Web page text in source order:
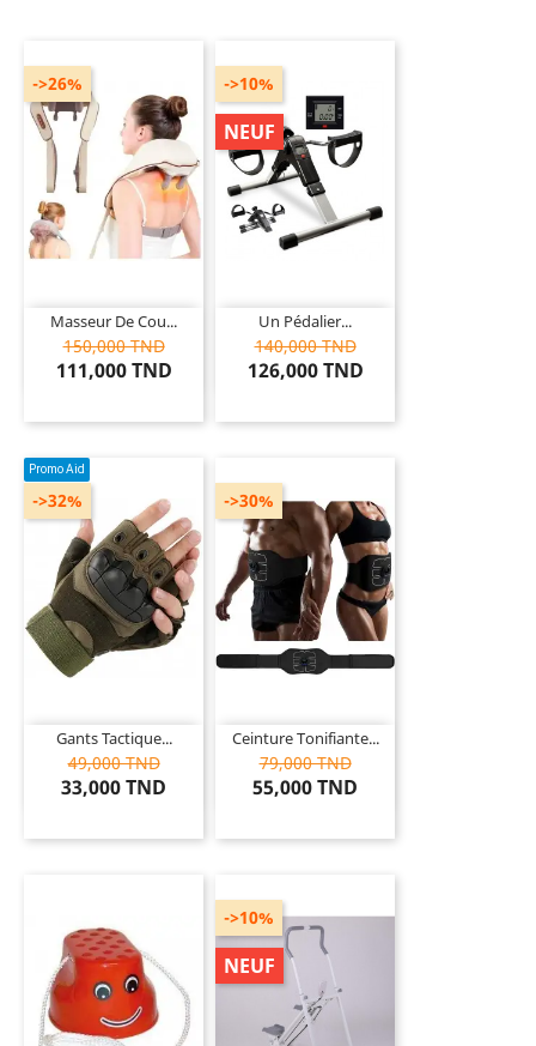
Masseur De Cou...
150,000 TND
111,000 TND
->26%
Un Pédalier...
140,000 TND
126,000 TND
->10%
NEUF
Promo Aid
Gants Tactique...
49,000 TND
33,000 TND
->32%
Ceinture Tonifiante...
79,000 TND
55,000 TND
->30%
->10%
NEUF